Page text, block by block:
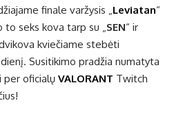
finale varžysis „ Leviatan“
to seks kova tarp su „ SEN“ ir
kviečiame stebėti
Susitikimo pradžia numatyta
per oficialų VALORANT Twitch